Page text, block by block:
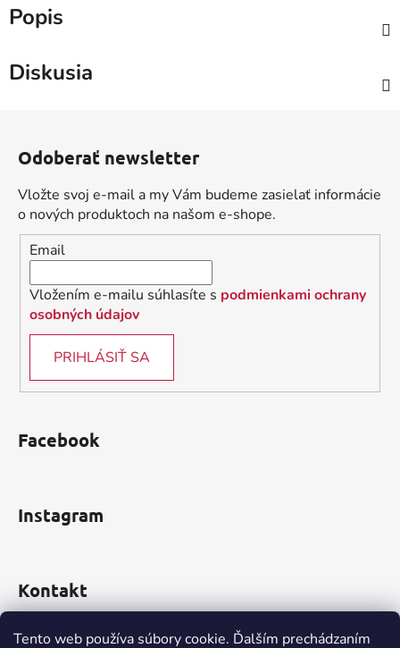
Tento web používa súbory cookie. Ďalším prechádzaním
Popis
Diskusia
Odoberať newsletter
Vložte svoj e-mail a my Vám budeme zasielať informácie
o nových produktoch na našom e-shope.
Email
Vložením e-mailu súhlasíte s podmienkami ochrany
osobných údajov
PRIHLÁSIŤ SA
Facebook
Instagram
Kontakt
obchod@incomp.sk